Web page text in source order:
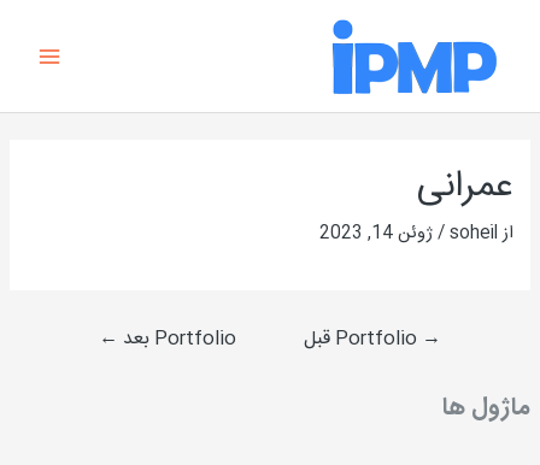
ماژول ها
عمرانی
ازsoheil
/ژوئن 14, 2023
→ Portfolio بعد ←